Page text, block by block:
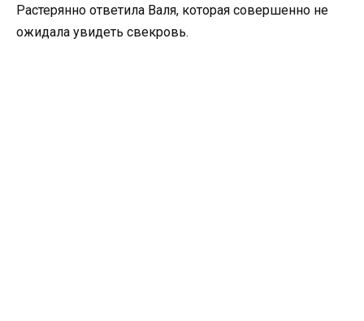
Растерянно ответила Валя, которая совершенно не
ожидала увидеть свекровь.